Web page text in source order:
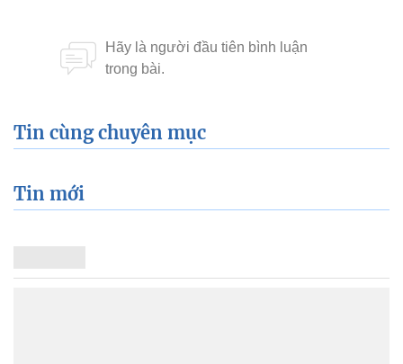
Tin cùng chuyên mục
Tin mới